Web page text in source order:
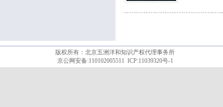
版权所有：北京五洲洋和知识产权代理事务所
京公网安备:110102005511 ICP:11039320号-1